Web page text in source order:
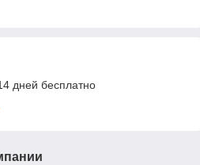
дней бесплатно